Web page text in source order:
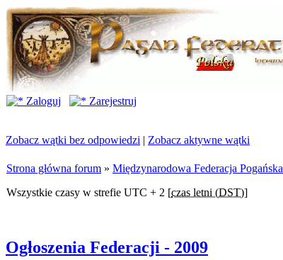
Zaloguj
Zarejestruj
Zobacz wątki bez odpowiedzi | Zobacz aktywne wątki
Strona główna forum » Międzynarodowa Federacja Pogańska
Wszystkie czasy w strefie UTC + 2 [czas letni (DST)]
Ogłoszenia Federacji - 2009